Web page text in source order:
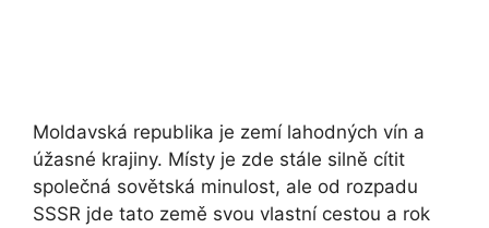
Moldavská republika je zemí lahodných vín a
úžasné krajiny. Místy je zde stále silně cítit
společná sovětská minulost, ale od rozpadu
SSSR jde tato země svou vlastní cestou a rok